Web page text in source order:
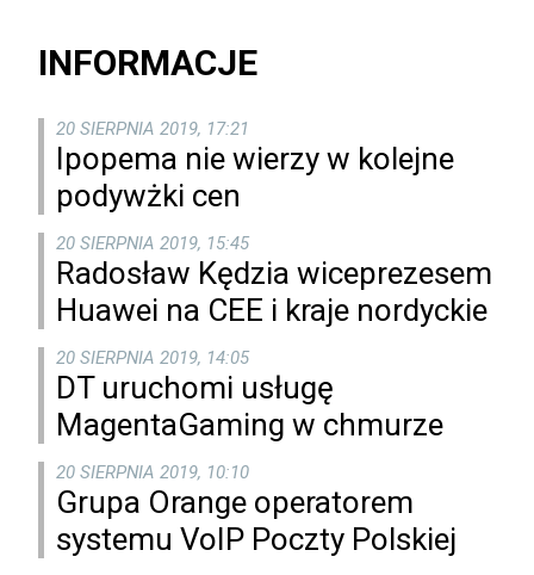
INFORMACJE
20 SIERPNIA 2019, 17:21
Ipopema nie wierzy w kolejne
podywżki cen
20 SIERPNIA 2019, 15:45
Radosław Kędzia wiceprezesem
Huawei na CEE i kraje nordyckie
20 SIERPNIA 2019, 14:05
DT uruchomi usługę
MagentaGaming w chmurze
20 SIERPNIA 2019, 10:10
Grupa Orange operatorem
systemu VoIP Poczty Polskiej